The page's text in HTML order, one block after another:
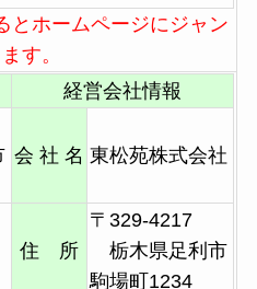
とホームページにジャン
す。
経営会社情報
会 社 名 東松苑株式会社
住 所
〒329-4217
栃木県足利市
駒場町1234